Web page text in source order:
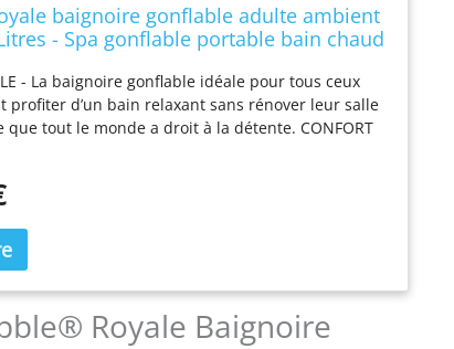
baignoire gonflable adulte ambient
- Spa gonflable portable bain chaud
spa maison & extérieur
- La baignoire gonflable idéale pour tous ceux
profiter d’un bain relaxant sans rénover leur salle
que tout le monde a droit à la détente. CONFORT
douce et confortable, bien plus
baignoire classique. Le fond type tapis de yoga
stable, sûre et durable. MONTAGE RAPIDE ET
la pompe électrique fournie et le système de
breveté, la Tubble Royale est prête à
d’une minute. Profitez d’un bain relaxant où et
DIMENSIONS - Convient aux personnes
Royale Baignoire